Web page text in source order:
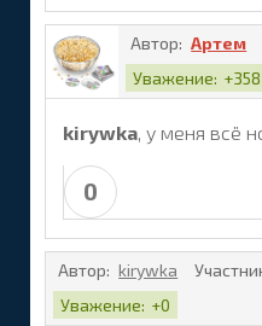
<br></td>
<td
<br></td>
<tr>
<br></td>
<td>
</td>
Автор: Артем
Уважение: +358
kirywka , у меня всё
0
Автор: kirywka
Уважение: +0